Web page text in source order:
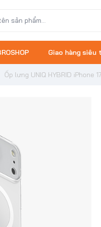
Giao hàng siêu
Ốp lưng UNIQ HYBRID iPhone